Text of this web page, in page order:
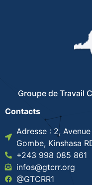
Groupe de Travail
Contacts
Adresse : 2,
Gombe, Kinshasa
+243 998 085 861
infos@gtcrr.org
@GTCRR1